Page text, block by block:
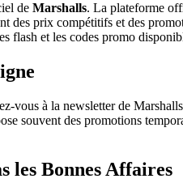
de Marshalls. La plateforme
des prix compétitifs et des
flash et les codes promo
vous à la newsletter de
souvent des promotions
les Bonnes Affaires